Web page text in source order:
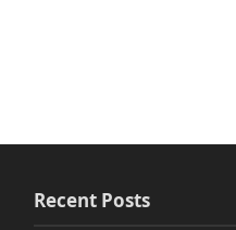
Recent Posts